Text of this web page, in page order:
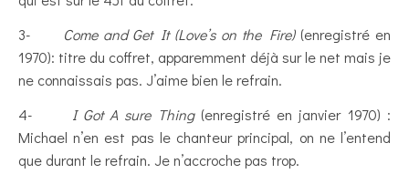
3-
Come and Get It (Love’s on the Fire)(enregistré en
1970): titre du coffret, apparemment déjà sur le net mais je
ne connaissais pas. J’aime bien le refrain.
4-
I Got A sure Thing(enregistré en janvier 1970) :
Michael n’en est pas le chanteur principal, on ne l’entend
que durant le refrain. Je n’accroche pas trop.